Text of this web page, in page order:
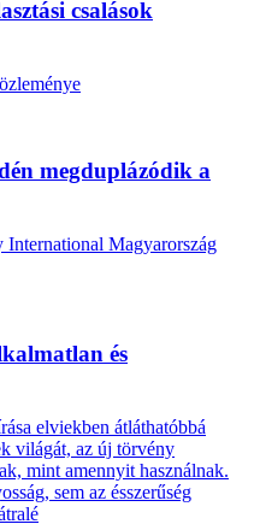
csalások
megduplázódik a
International Magyarország
és
elviekben átláthatóbbá
világát, az új törvény
mint amennyit használnak.
sem az ésszerűség